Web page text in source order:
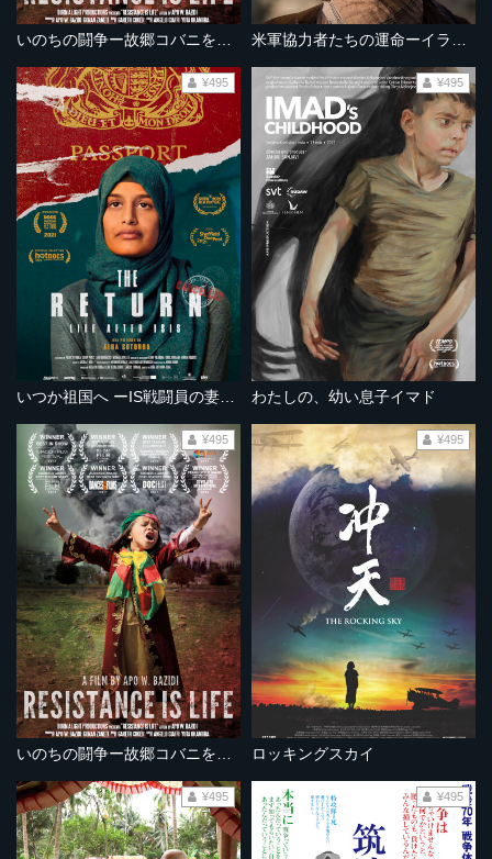
いのちの闘争ー故郷コバニを守るためにー 米軍協力者たちの運命ーイラク・アフガニスタンー
¥495
わたしの、幼い息子イマド
¥495
¥495
ロッキングスカイ
¥495
¥495 ¥495